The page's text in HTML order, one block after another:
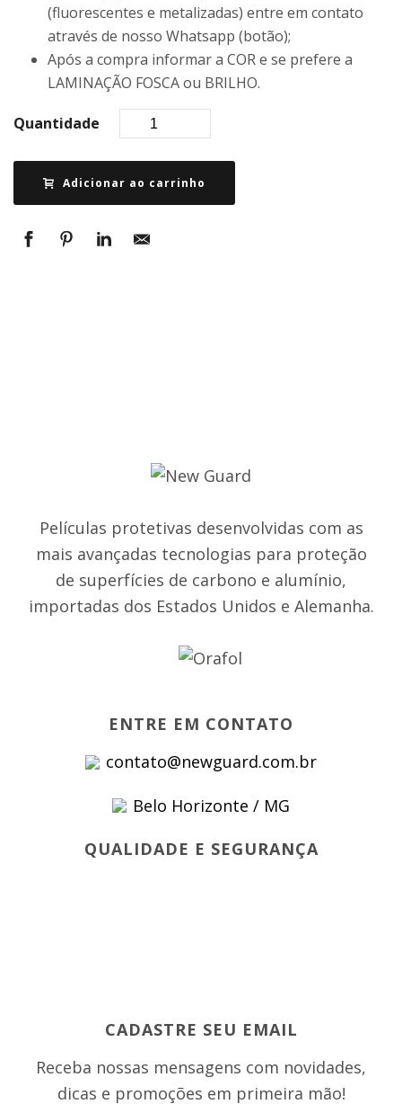
(fluorescentes e metalizadas) entre em contato
através de nosso Whatsapp (botão);
Após a compra informar a COR e se prefere a
LAMINAÇÃO FOSCA ou BRILHO.
Quantidade
Adicionar ao carrinho
Películas protetivas desenvolvidas com as
mais avançadas tecnologias para proteção
de superfícies de carbono e alumínio,
importadas dos Estados Unidos e Alemanha.
ENTRE EM CONTATO
contato@newguard.com.br
Belo Horizonte / MG
QUALIDADE E SEGURANÇA
CADASTRE SEU EMAIL
Receba nossas mensagens com novidades,
dicas e promoções em primeira mão!